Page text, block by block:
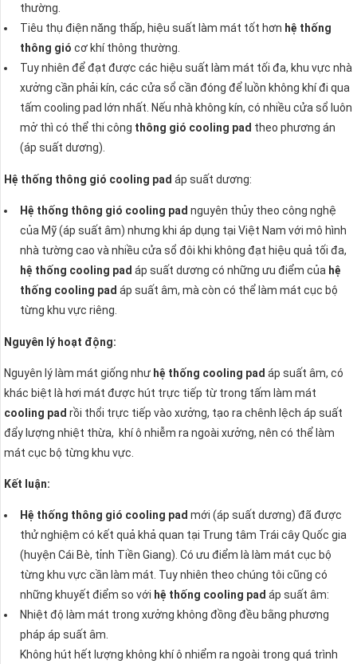
thường.
Tiêu thụ điện năng thấp, hiệu suất làm mát tốt hơn hệ thống
thông gió cơ khí thông thường.
Tuy nhiên để đạt được các hiệu suất làm mát tối đa, khu vực nhà
xưởng cần phải kín, các cửa sổ cần đóng để luồn không khí đi qua
tấm cooling pad lớn nhất. Nếu nhà không kín, có nhiều cửa sổ luôn
mở thì có thể thi công thông gió cooling pad theo phương án
(áp suất dương).
Hệ thống thông gió cooling pad áp suất dương:
Hệ thống thông gió cooling pad nguyên thủy theo công nghệ
của Mỹ (áp suất âm) nhưng khi áp dụng tại Việt Nam với mô hình
nhà tường cao và nhiều cửa sổ đôi khi không đạt hiệu quả tối đa,
hệ thống cooling pad áp suất dương có những ưu điểm của hệ
thống cooling pad áp suất âm, mà còn có thể làm mát cục bộ
từng khu vực riêng.
Nguyên lý hoạt động:
Nguyên lý làm mát giống như hệ thống cooling pad áp suất âm, có
khác biệt là hơi mát được hút trực tiếp từ trong tấm làm mát
cooling pad rồi thổi trực tiếp vào xưởng, tạo ra chênh lệch áp suất
đẩy lượng nhiệt thừa, khí ô nhiễm ra ngoài xưởng, nên có thể làm
mát cục bộ từng khu vực.
Kết luận:
Hệ thống thông gió cooling pad mới (áp suất dương) đã được
thử nghiệm có kết quả khả quan tại Trung tâm Trái cây Quốc gia
(huyện Cái Bè, tỉnh Tiền Giang). Có ưu điểm là làm mát cục bộ
từng khu vực cần làm mát. Tuy nhiên theo chúng tôi cũng có
những khuyết điểm so với hệ thống cooling pad áp suất âm:
Nhiệt độ làm mát trong xưởng không đồng đều bằng phương
pháp áp suất âm.
Không hút hết lượng không khí ô nhiểm ra ngoài trong quá trình